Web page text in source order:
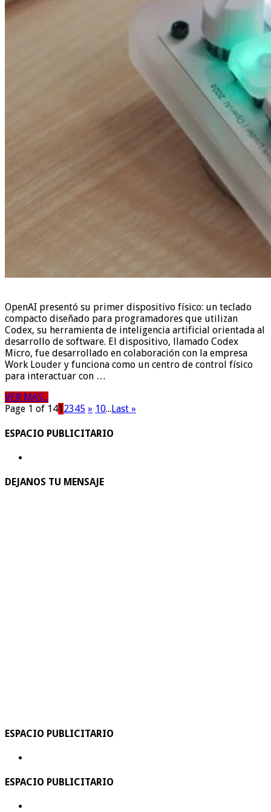
OpenAI presentó su primer dispositivo físico: un teclado
compacto diseñado para programadores que utilizan
Codex, su herramienta de inteligencia artificial orientada al
desarrollo de software. El dispositivo, llamado Codex
Micro, fue desarrollado en colaboración con la empresa
Work Louder y funciona como un centro de control físico
para interactuar con …
VER MAS...
Page 1 of 141 2345 » 10... Last »
ESPACIO PUBLICITARIO
DEJANOS TU MENSAJE
ESPACIO PUBLICITARIO
ESPACIO PUBLICITARIO